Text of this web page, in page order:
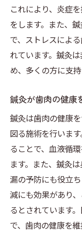
これにより、炎症
をします。また、
で、ストレスによ
れています。鍼灸
め、多くの方に支持
鍼灸が歯肉の健康
鍼灸は歯肉の健康
図る施術を行いま
ることで、血液循
ます。また、鍼灸
漏の予防にも役立
減にも効果があり
るとされています
で、歯肉の健康を維